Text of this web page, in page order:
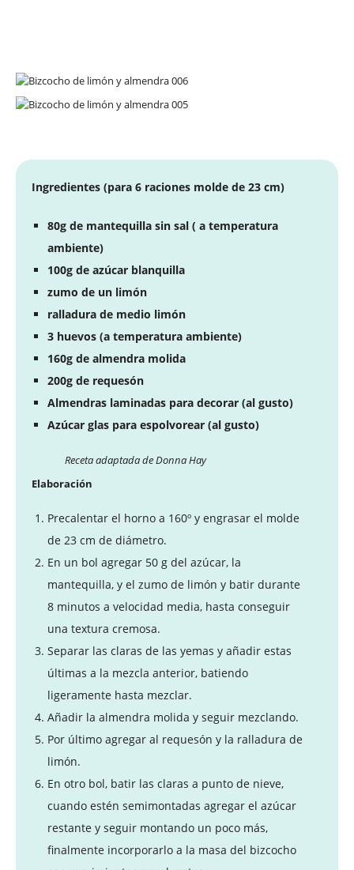
Ingredientes (para 6 raciones molde de 23 cm)
80g de mantequilla sin sal ( a temperatura
ambiente)
100g de azúcar blanquilla
zumo de un limón
ralladura de medio limón
3 huevos (a temperatura ambiente)
160g de almendra molida
200g de requesón
Almendras laminadas para decorar (al gusto)
Azúcar glas para espolvorear (al gusto)
Receta adaptada de Donna Hay
Elaboración
Precalentar el horno a 160º y engrasar el molde
de 23 cm de diámetro.
En un bol agregar 50 g del azúcar, la
mantequilla, y el zumo de limón y batir durante
8 minutos a velocidad media, hasta conseguir
una textura cremosa.
Separar las claras de las yemas y añadir estas
últimas a la mezcla anterior, batiendo
ligeramente hasta mezclar.
Añadir la almendra molida y seguir mezclando.
Por último agregar al requesón y la ralladura de
limón.
En otro bol, batir las claras a punto de nieve,
cuando estén semimontadas agregar el azúcar
restante y seguir montando un poco más,
finalmente incorporarlo a la masa del bizcocho